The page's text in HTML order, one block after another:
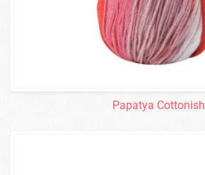
Papatya Cottonish